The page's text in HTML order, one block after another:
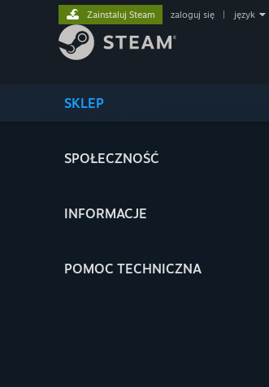
SKLEP
SPOŁECZNOŚĆ
INFORMACJE
POMOC TECHNICZNA
Zainstaluj Steam zaloguj się język